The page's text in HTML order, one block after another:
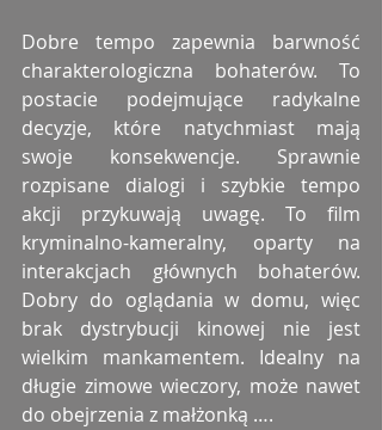
Dobre tempo zapewnia barwność
charakterologiczna bohaterów. To
postacie podejmujące radykalne
decyzje, które natychmiast mają
swoje konsekwencje. Sprawnie
rozpisane dialogi i szybkie tempo
akcji przykuwają uwagę. To film
kryminalno-kameralny, oparty na
interakcjach głównych bohaterów.
Dobry do oglądania w domu, więc
brak dystrybucji kinowej nie jest
wielkim mankamentem. Idealny na
długie zimowe wieczory, może nawet
do obejrzenia z małżonką ….